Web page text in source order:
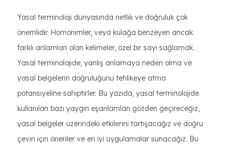
Yasal terminoloji dünyasında netlik ve doğruluk çok
önemlidir. Homonimler, veya kulağa benzeyen ancak
farklı anlamları olan kelimeler, özel bir sayı sağlamak.
Yasal terminolojide, yanlış anlamaya neden olma ve
yasal belgelerin doğruluğunu tehlikeye atma
potansiyeline sahiptirler. Bu yazıda, yasal terminolojide
kullanılan bazı yaygın eşanlamları gözden geçireceğiz,
yasal belgeler üzerindeki etkilerini tartışacağız ve doğru
çeviri için öneriler ve en iyi uygulamalar sunacağız. Bu